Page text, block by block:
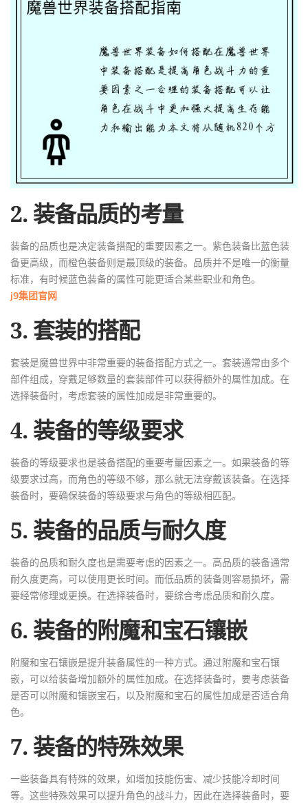
2. 装备品质的考量
装备的品质也是决定装备搭配的重要因素之一。紫色装备比蓝色装
备更高级，而橙色装备则是最顶级的装备。品质并不是唯一的衡量
标准，有时候蓝色装备的属性可能更适合某些职业和角色。
j9集团官网
3. 套装的搭配
套装是魔兽世界中非常重要的装备搭配方式之一。套装通常由多个
部件组成，穿戴足够数量的套装部件可以获得额外的属性加成。在
选择装备时，考虑套装的属性加成是非常重要的。
4. 装备的等级要求
装备的等级要求也是装备搭配的重要考量因素之一。如果装备的等
级要求过高，而角色的等级不够，那么就无法穿戴该装备。在选择
装备时，要确保装备的等级要求与角色的等级相匹配。
5. 装备的品质与耐久度
装备的品质和耐久度也是需要考虑的因素之一。高品质的装备通常
耐久度更高，可以使用更长时间。而低品质的装备则容易损坏，需
要经常修理或更换。在选择装备时，要综合考虑品质和耐久度。
6. 装备的附魔和宝石镶嵌
附魔和宝石镶嵌是提升装备属性的一种方式。通过附魔和宝石镶
嵌，可以给装备增加额外的属性加成。在选择装备时，要考虑装备
是否可以附魔和镶嵌宝石，以及附魔和宝石的属性加成是否适合角
色。
7. 装备的特殊效果
一些装备具有特殊的效果，如增加技能伤害、减少技能冷却时间
等。这些特殊效果可以提升角色的战斗力，因此在选择装备时，要